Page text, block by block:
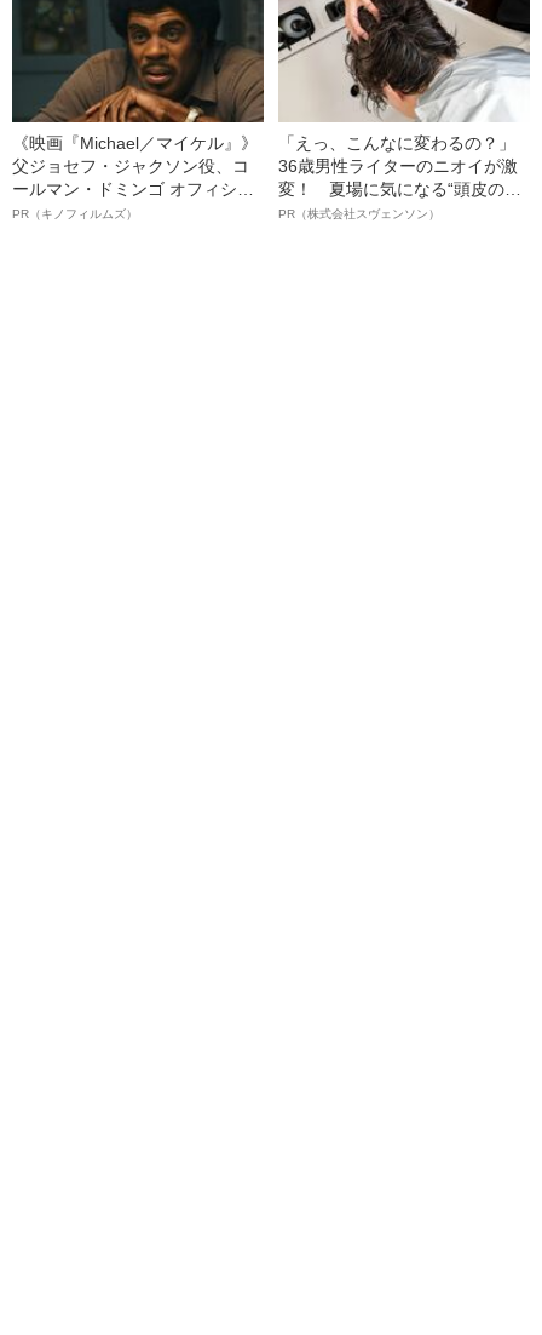
《映画『Michael／マイケル』》
父ジョセフ・ジャクソン役、コ
ールマン・ドミンゴ オフィシャ
ルインタビュー“観客を魅了した
PR（キノフィルムズ）
「えっ、こんなに変わるの？」
36歳男性ライターのニオイが激
変！ 夏場に気になる“頭皮のニ
オイ”や“ベタつき”を解消す
PR（株式会社スヴェンソン）